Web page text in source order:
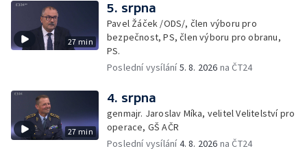
27 min
5. srpna
Pavel Žáček /ODS/, člen výboru pro
bezpečnost, PS, člen výboru pro obranu,
PS.
Poslední vysílání5. 8. 2026 na ČT24
27 min
4. srpna
genmajr. Jaroslav Míka, velitel Velitelství pro
operace, GŠ AČR
Poslední vysílání4. 8. 2026 na ČT24